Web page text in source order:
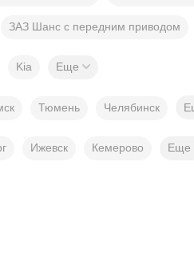
ЗАЗ Шанс с передним приводом
Kia Еще
Тюмень Челябинск
Ижевск Кемерово Еще